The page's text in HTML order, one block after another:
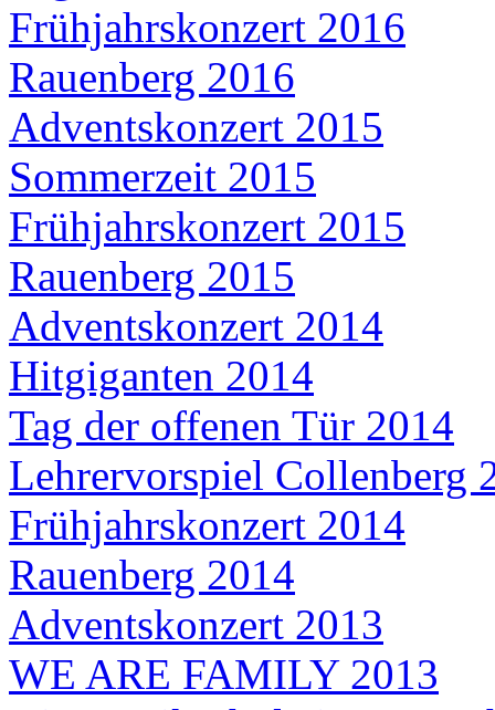
Frühjahrskonzert 2016
Rauenberg 2016
Adventskonzert 2015
Sommerzeit 2015
Frühjahrskonzert 2015
Rauenberg 2015
Adventskonzert 2014
Hitgiganten 2014
Tag der offenen Tür 2014
Lehrervorspiel Collenberg
Frühjahrskonzert 2014
Rauenberg 2014
Adventskonzert 2013
WE ARE FAMILY 2013